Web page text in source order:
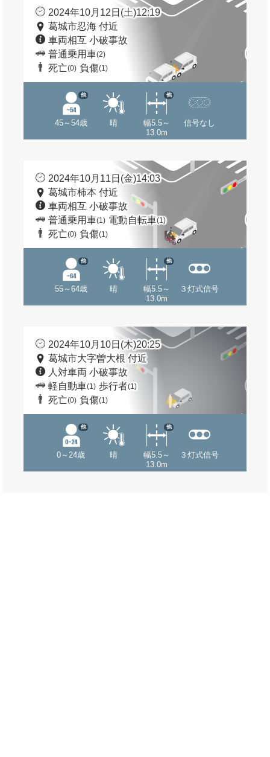
2024年10月12日(土)12:19
葛城市忍海 付近
車両相互 小破事故
普通乗用車(2)
死亡(0) 負傷(1)
45～54歳
他
晴
幅5.5～
13.0m
他
信号なし
2024年10月11日(金)14:03
葛城市柿本 付近
車両相互 小破事故
普通乗用車(1) 電動自転車(1)
死亡(0) 負傷(1)
55～64歳
他
晴
幅5.5～
13.0m
他
３灯式信号
2024年10月10日(木)20:25
葛城市大字曽大根 付近
人対車両 小破事故
軽自動車(1) 歩行者(1)
死亡(0) 負傷(1)
0～24歳
他
晴
幅5.5～
13.0m
他
３灯式信号